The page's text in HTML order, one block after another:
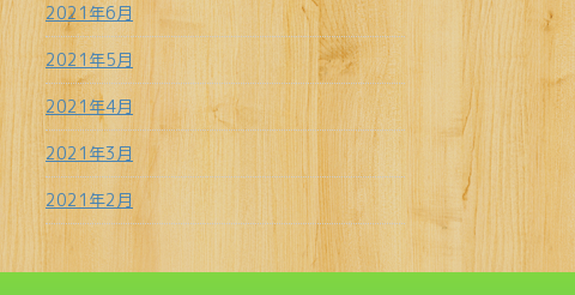
2021年6月
2021年5月
2021年4月
2021年3月
2021年2月